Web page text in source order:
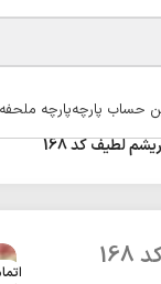
حساب پارچهپارچه ملحفه
لطیف کد 168